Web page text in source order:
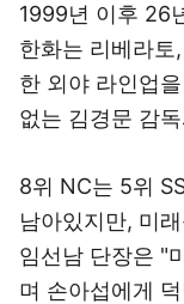
1999년 이후 26
한화는 리베라토
한 외야 라인업
없는 김경문 감
8위 NC는 5위
남아있지만, 미
임선남 단장은 "
며 손아섭에게